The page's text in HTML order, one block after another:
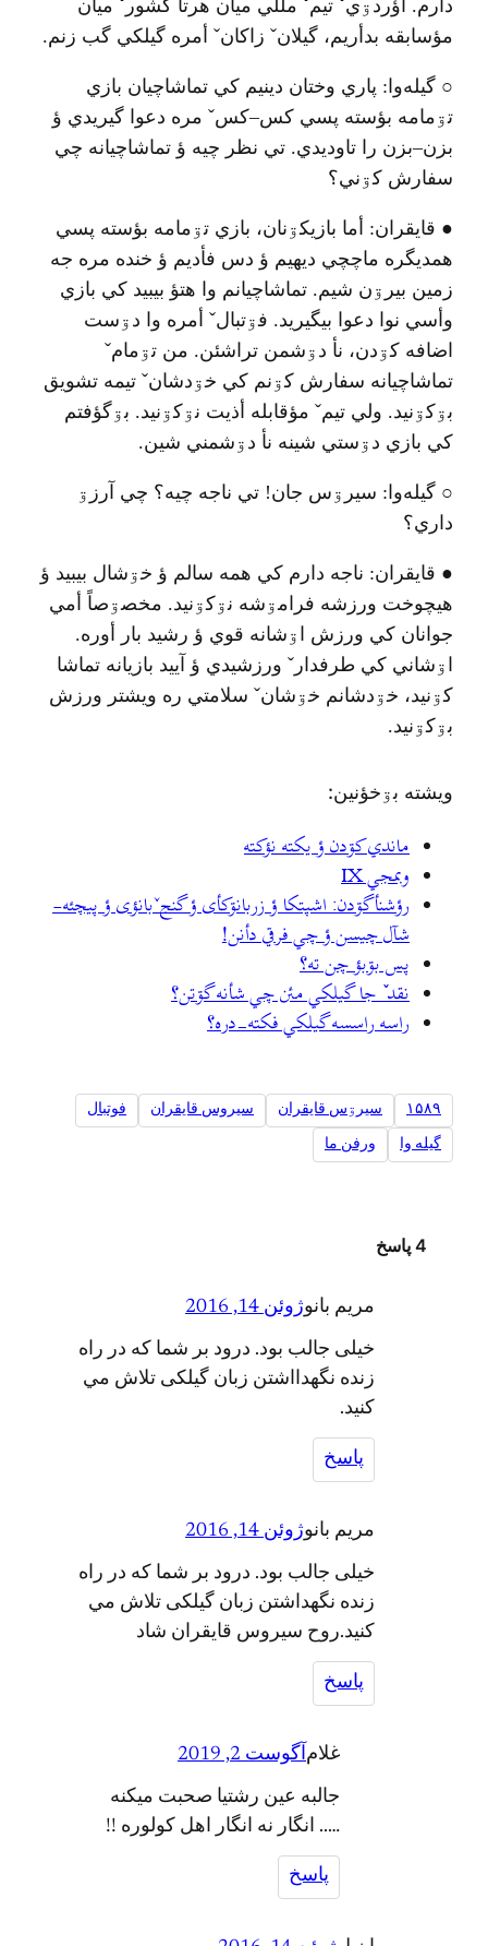
دأرم. اؤردۊيˇ تيمˇ مللي ميان هرتا کشور ˇ ميان
مؤسابقه بدأريم، گيلانˇ زاکانˇ أمره گيلکي گب زنم.
○ گيله‌وا : پاري وختان دينيم کي تماشاچيان بازي
تۊمامه بؤسته پسي کس–کسˇ مره دعوا گيريدي ؤ
بزن–بزن را تاوديدي. تي نظر چيه ؤ تماشاچيانه چي
سفارش کۊني؟
● قايقران: أما بازيکۊنان، بازي تۊمامه بؤسته پسي
همديگره ماچچي ديهيم ؤ دس فأديم ؤ خنده مره جه
زمين بيرۊن شيم. تماشاچيانم وا هتؤ بيبيد کي بازي
وأسي نوا دعوا بيگيريد. فۊتبالˇ أمره وا دۊست
اضافه کۊدن، نأ دۊشمن تراشئن. من تۊمامˇ
تماشاچيانه سفارش کۊنم کي خۊدشانˇ تيمه تشويق
بۊکۊنيد. ولي تيمˇ مؤقابله أذيت نۊکۊنيد. بۊگؤفتم
کي بازي دۊستي شينه نأ دۊشمني شين.
○ گيله‌وا : سيرۊس جان! تي ناجه چيه؟ چي آرزۊ
داري؟
● قايقران: ناجه دارم کي همه سالم ؤ خۊشال بيبيد ؤ
هيچوخت ورزشه فرامۊشه نۊکۊنيد. مخصۊصاً أمي
جوانان کي ورزش اۊشانه قوي ؤ رشيد بار أوره.
اۊشاني کي طرفدار ˇ ورزشيدي ؤ آييد بازيانه تماشا
کۊنيد، خۊدشانم خۊشانˇ سلامتي ره ويشتر ورزش
بۊکۊنيد.
ويشته بۊخؤنين:
ماندي کۊدن ؤ یکته نؤکته
وبمجي IX
رؤشنأگۊدن: اشپتکا ؤ زربانۊکأی ؤ گنجˇبانؤی ؤ پيچئه-
شآل چيسن ؤ چي فرقي دأنن!
پس بۊبؤ چن ته؟
نقد ٚ جا گيلکي مئن چي شأنه گۊتن؟
راسه راسسه گیلکي فکته-دره؟
۱۵۸۹ سيرۊس قايقران سیروس قایقران فوتبال
گیله وا ورفن ما
4 پاسخ
مريم بانوژوئن 14, 2016
خيلى جالب بود. درود بر شما که در راه
زنده نگهدااشتن زبان گيلکى تلاش مي
کنيد.
پاسخ
مريم بانوژوئن 14, 2016
خيلى جالب بود. درود بر شما که در راه
زنده نگهداشتن زبان گيلکى تلاش مي
کنيد.روح سيروس قايقران شاد
پاسخ
غلام آگوست 2, 2019
جالبه عین رشتیا صحبت میکنه
….. انگار نه انگار اهل کولوره !!︎
پاسخ